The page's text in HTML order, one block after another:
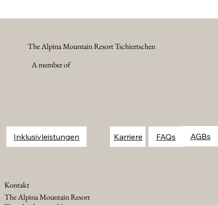
The Alpina Mountain Resort Tschiertschen
A member of
Inklusivleistungen Karriere FAQs
Kontakt
The Alpina Mountain Resort